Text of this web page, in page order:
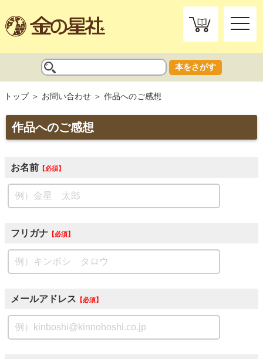
toggle
本をさがす
トップ お問い合わせ 作品へのご感想
作品へのご感想
お名前 必須
フリガナ 必須
メールアドレス 必須